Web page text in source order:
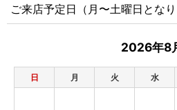
ご来店予定日（月〜土曜日となり
2026年8
日 月 火 水